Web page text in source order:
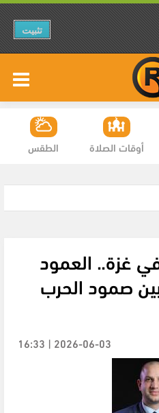
تثبيت
الطقس أوقات الصلاة
في غزة.. العمود
صمود الحرب
2026-06-03 | 16:33